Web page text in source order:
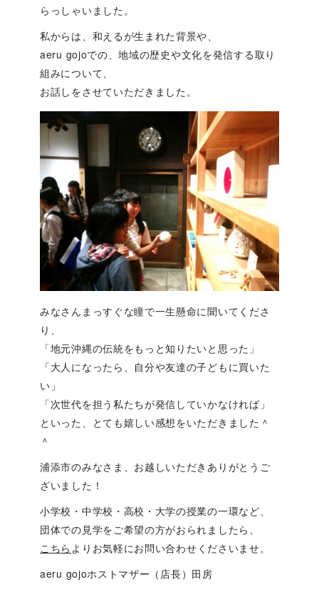
らっしゃいました。
私からは、和えるが生まれた背景や、
aeru gojoでの、地域の歴史や文化を発信する取り
組みについて、
お話しをさせていただきました。
みなさんまっすぐな瞳で一生懸命に聞いてくださ
り、
「地元沖縄の伝統をもっと知りたいと思った」
「大人になったら、自分や友達の子どもに買いた
い」
「次世代を担う私たちが発信していかなければ」
といった、とても嬉しい感想をいただきました＾
＾
浦添市のみなさま、お越しいただきありがとうご
ざいました！
小学校・中学校・高校・大学の授業の一環など、
団体での見学をご希望の方がおられましたら、
こちら よりお気軽にお問い合わせくださいませ。
aeru gojoホストマザー（店長）田房